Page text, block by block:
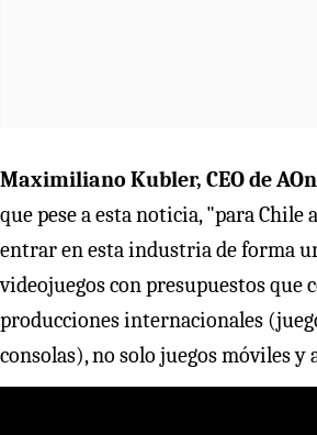
Maximiliano Kubler, CEO de
que pese a esta noticia, "para Chile
entrar en esta industria de forma
videojuegos con presupuestos que
producciones internacionales
consolas), no solo juegos móviles y